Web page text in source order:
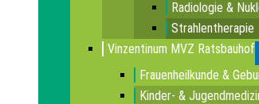
Radiologie &
Strahlentherapie
Vinzentinum MVZ Ratsbauhof
Frauenheilkunde &
Kinder- &